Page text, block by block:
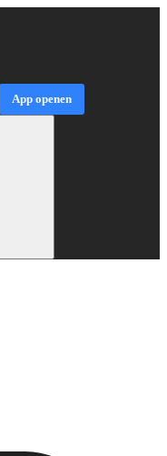
App openen